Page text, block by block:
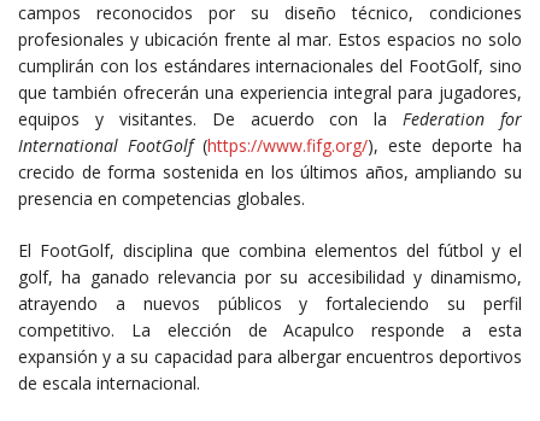
campos reconocidos por su diseño técnico, condiciones
profesionales y ubicación frente al mar. Estos espacios no solo
cumplirán con los estándares internacionales del FootGolf, sino
que también ofrecerán una experiencia integral para jugadores,
equipos y visitantes. De acuerdo con laFederation for
International FootGolf(https://www.fifg.org/), este deporte ha
crecido de forma sostenida en los últimos años, ampliando su
presencia en competencias globales.
El FootGolf, disciplina que combina elementos del fútbol y el
golf, ha ganado relevancia por su accesibilidad y dinamismo,
atrayendo a nuevos públicos y fortaleciendo su perfil
competitivo. La elección de Acapulco responde a esta
expansión y a su capacidad para albergar encuentros deportivos
de escala internacional.